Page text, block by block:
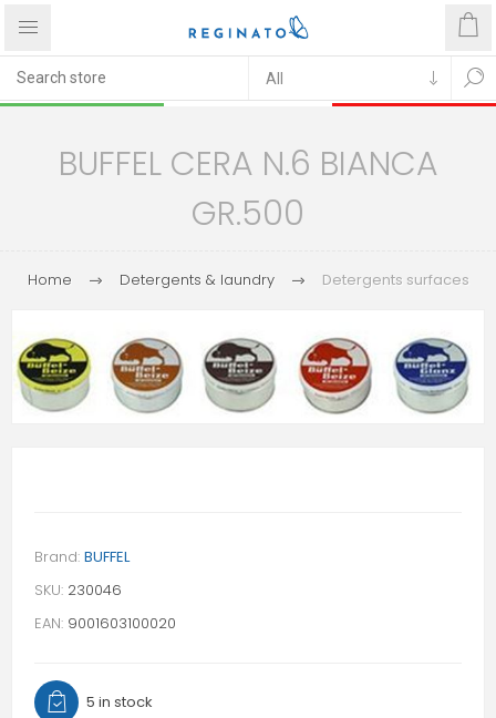
BUFFEL CERA N.6 BIANCA
GR.500
Home Detergents & laundry Detergents surfaces
Brand: BUFFEL
SKU: 230046
EAN: 9001603100020
5 in stock